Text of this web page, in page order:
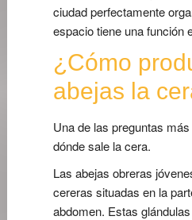
ciudad perfectamente
espacio tiene una función
¿Cómo
abejas la
Una de las preguntas
dónde sale la cera.
Las abejas obreras
cereras situadas en la
abdomen. Estas